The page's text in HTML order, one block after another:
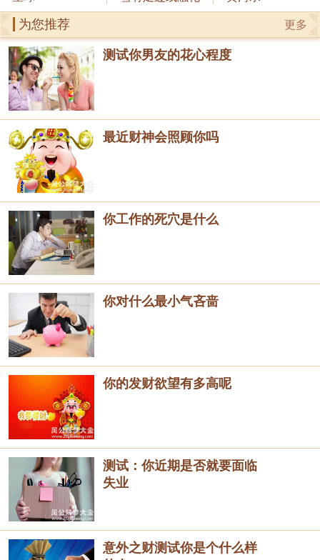
更多
为您推荐
测试你男友的花心程度
最近财神会照顾你吗
你工作的死穴是什么
你对什么最小气吝啬
你的发财欲望有多高呢
测试：你近期是否就要面临
失业
意外之财测试你是个什么样